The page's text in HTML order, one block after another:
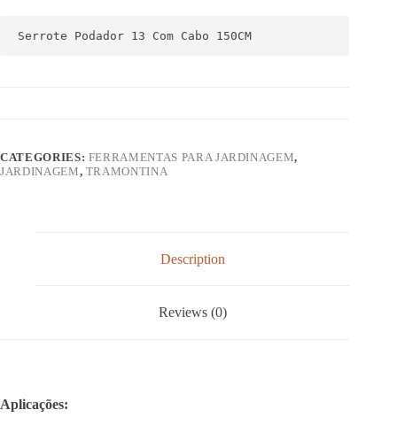
Serrote Podador 13 Com Cabo 150CM
CATEGORIES: FERRAMENTAS PARA JARDINAGEM,
JARDINAGEM, TRAMONTINA
Description
Reviews (0)
Aplicações: